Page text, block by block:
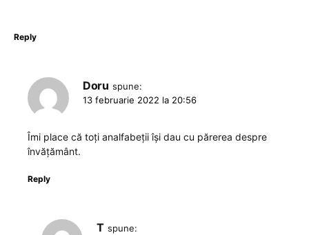
Reply
Doru spune:
13 februarie 2022 la 20:56
Îmi place că toți analfabeții își dau cu părerea despre
învățământ.
Reply
T spune: